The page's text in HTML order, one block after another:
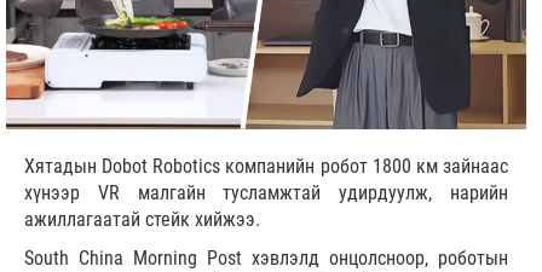
Хятадын Dobot Robotics компанийн робот 1800 км зайнаас
хүнээр VR малгайн тусламжтай удирдуулж, нарийн
ажиллагаатай стейк хийжээ.
South China Morning Post хэвлэлд онцолсноор, роботын